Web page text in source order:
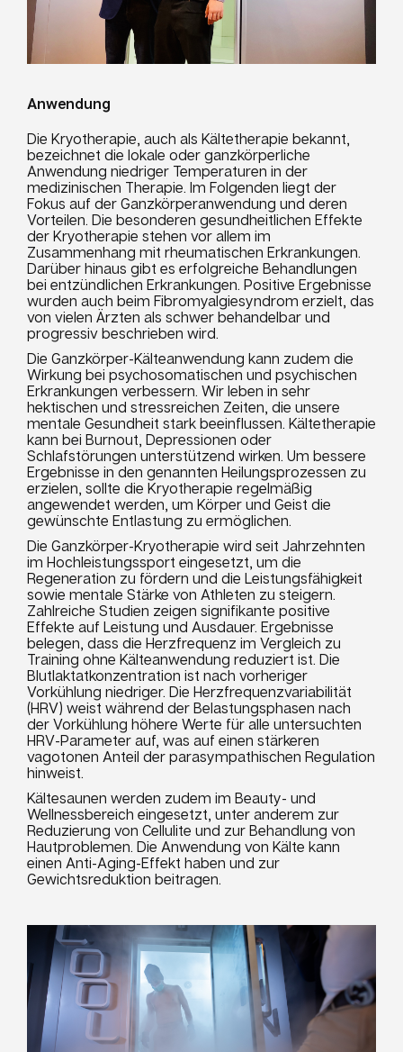
Anwendung
Die Kryotherapie, auch als Kältetherapie bekannt,
bezeichnet die lokale oder ganzkörperliche
Anwendung niedriger Temperaturen in der
medizinischen Therapie. Im Folgenden liegt der
Fokus auf der Ganzkörperanwendung und deren
Vorteilen. Die besonderen gesundheitlichen Effekte
der Kryotherapie stehen vor allem im
Zusammenhang mit rheumatischen Erkrankungen.
Darüber hinaus gibt es erfolgreiche Behandlungen
bei entzündlichen Erkrankungen. Positive Ergebnisse
wurden auch beim Fibromyalgiesyndrom erzielt, das
von vielen Ärzten als schwer behandelbar und
progressiv beschrieben wird.
Die Ganzkörper-Kälteanwendung kann zudem die
Wirkung bei psychosomatischen und psychischen
Erkrankungen verbessern. Wir leben in sehr
hektischen und stressreichen Zeiten, die unsere
mentale Gesundheit stark beeinflussen. Kältetherapie
kann bei Burnout, Depressionen oder
Schlafstörungen unterstützend wirken. Um bessere
Ergebnisse in den genannten Heilungsprozessen zu
erzielen, sollte die Kryotherapie regelmäßig
angewendet werden, um Körper und Geist die
gewünschte Entlastung zu ermöglichen.
Die Ganzkörper-Kryotherapie wird seit Jahrzehnten
im Hochleistungssport eingesetzt, um die
Regeneration zu fördern und die Leistungsfähigkeit
sowie mentale Stärke von Athleten zu steigern.
Zahlreiche Studien zeigen signifikante positive
Effekte auf Leistung und Ausdauer. Ergebnisse
belegen, dass die Herzfrequenz im Vergleich zu
Training ohne Kälteanwendung reduziert ist. Die
Blutlaktatkonzentration ist nach vorheriger
Vorkühlung niedriger. Die Herzfrequenzvariabilität
(HRV) weist während der Belastungsphasen nach
der Vorkühlung höhere Werte für alle untersuchten
HRV-Parameter auf, was auf einen stärkeren
vagotonen Anteil der parasympathischen Regulation
hinweist.
Kältesaunen werden zudem im Beauty- und
Wellnessbereich eingesetzt, unter anderem zur
Reduzierung von Cellulite und zur Behandlung von
Hautproblemen. Die Anwendung von Kälte kann
einen Anti-Aging-Effekt haben und zur
Gewichtsreduktion beitragen.